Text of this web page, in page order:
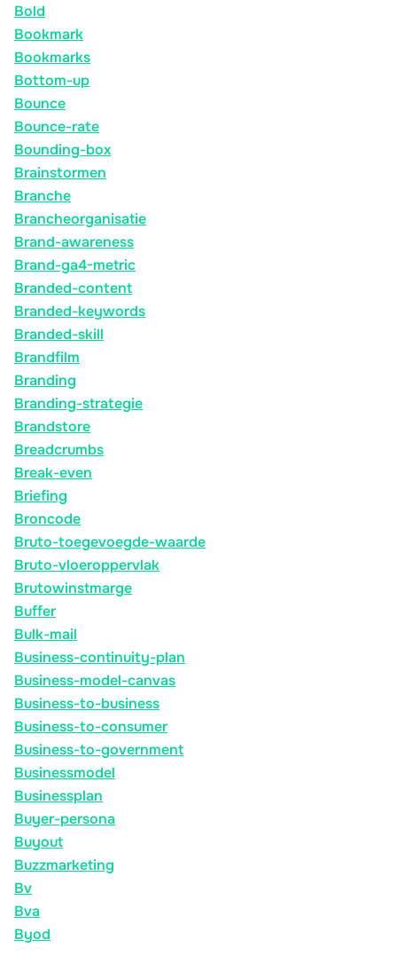
Bold
Bookmark
Bookmarks
Bottom-up
Bounce
Bounce-rate
Bounding-box
Brainstormen
Branche
Brancheorganisatie
Brand-awareness
Brand-ga4-metric
Branded-content
Branded-keywords
Branded-skill
Brandfilm
Branding
Branding-strategie
Brandstore
Breadcrumbs
Break-even
Briefing
Broncode
Bruto-toegevoegde-waarde
Bruto-vloeroppervlak
Brutowinstmarge
Buffer
Bulk-mail
Business-continuity-plan
Business-model-canvas
Business-to-business
Business-to-consumer
Business-to-government
Businessmodel
Businessplan
Buyer-persona
Buyout
Buzzmarketing
Bv
Bva
Byod